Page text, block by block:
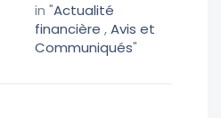
in "Actualité
financière ,Avis et
Communiqués"